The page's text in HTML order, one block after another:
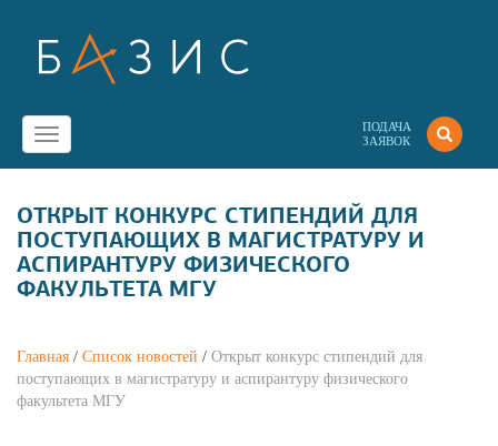
ПОДАЧА
ЗАЯВОК
Toggle
navigation
ОТКРЫТ КОНКУРС СТИПЕНДИЙ ДЛЯ
ПОСТУПАЮЩИХ В МАГИСТРАТУРУ И
АСПИРАНТУРУ ФИЗИЧЕСКОГО
ФАКУЛЬТЕТА МГУ
Главная / Список новостей / Открыт конкурс стипендий для
поступающих в магистратуру и аспирантуру физического
факультета МГУ